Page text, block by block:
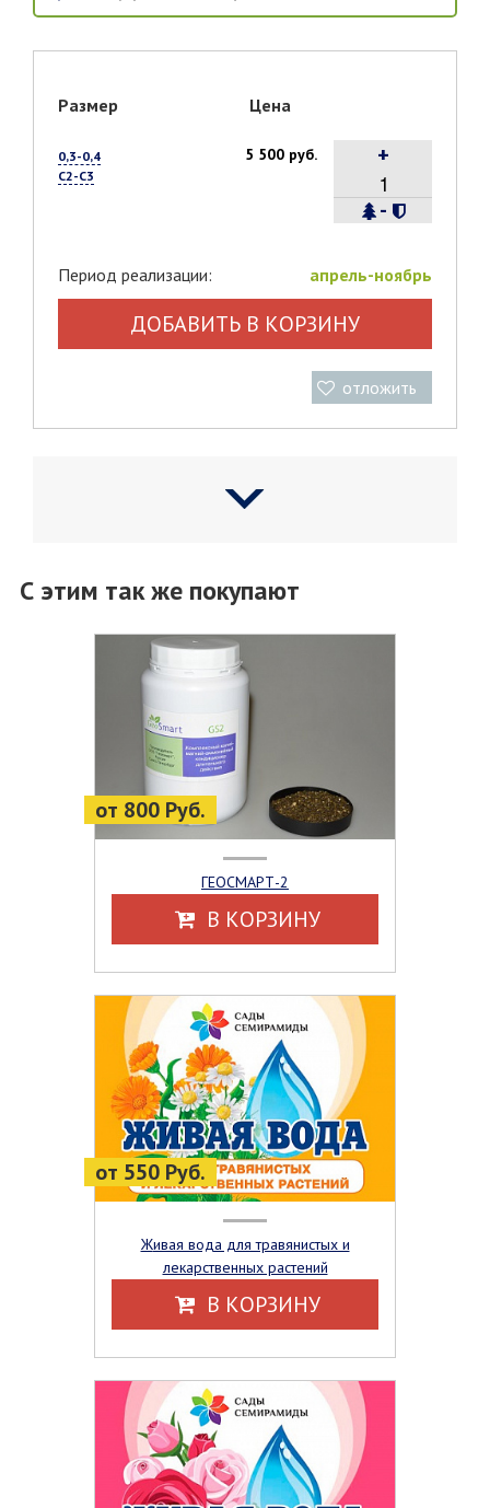
Размер Цена
0,3-0,4
С2-С3
5 500 руб.
-
+
Период реализации: апрель-ноябрь
ДОБАВИТЬ В КОРЗИНУ
отложить
С этим так же покупают
от 800 Руб.
ГЕОСМАРТ-2
В КОРЗИНУ
от 550 Руб.
Живая вода для травянистых и
лекарственных растений
В КОРЗИНУ